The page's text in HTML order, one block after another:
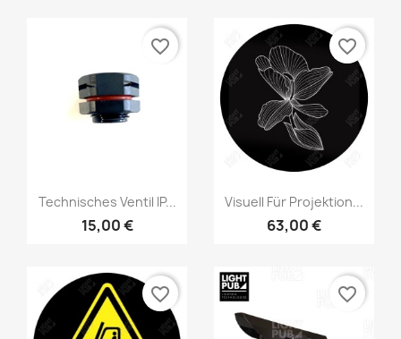
Technisches Ventil IP...
15,00 €
favorite_border
Visuell Für Projektion...
63,00 €
favorite_border
favorite_border favorite_border